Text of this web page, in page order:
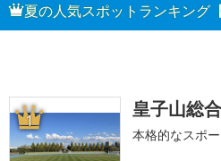
夏の人気スポットランキング
1 皇子山総
本格的なスポ